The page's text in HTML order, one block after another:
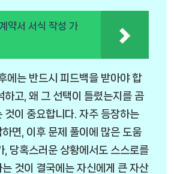
약서 서식 작성 가
에는 반드시 피드백을 받아야 합
하고, 왜 그 선택이 틀렸는지를 곰
것이 중요합니다. 자주 등장하는
면, 이후 문제 풀이에 많은 도움
, 당혹스러운 상황에서도 스스로를
것이 결국에는 자신에게 큰 자산